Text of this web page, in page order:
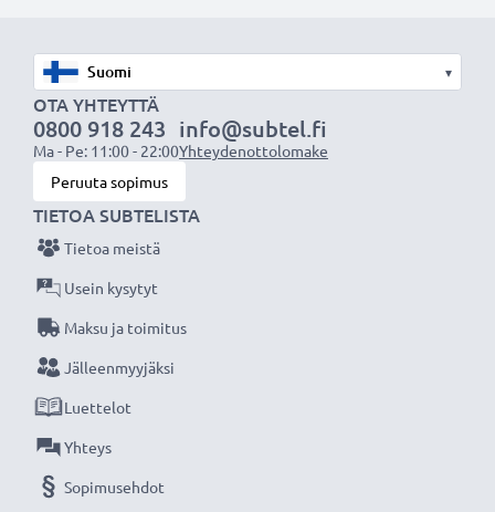
Akun tekniset tiedot
Tuotemerkki: CELLONIC®
Kapasiteetti: 1100mAh
Jännite: 3.6V
Akkutyyppi: Litiumionit
Laturi latausprosentin näytöllä
✔ Nopea kameran akun laturi
✔ Taipuisa ja murtumaton johto, tukeva liitin
✔ Mukautuva tulojännite 100V - 240V (voidaan
käyttää eri maissa, pakkauksessa kuitenkin EU-
virtaliitin)
mukaan
▾
OTA YHTEYTTÄ
0800 918 243
Ma - Pe: 11:00 - 22:00
info@subtel.fi
Yhteydenottolomake
Peruuta sopimus
TIETOA SUBTELISTA
Tietoa meistä
Usein kysytyt
Maksu ja toimitus
Jälleenmyyjäksi
Luettelot
Yhteys
Sopimusehdot